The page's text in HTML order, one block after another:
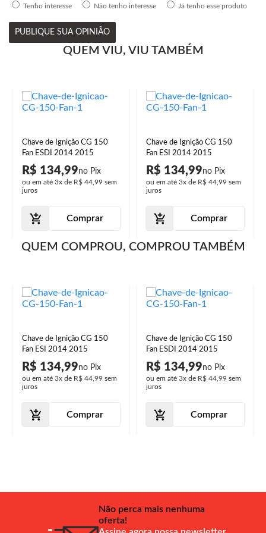
Tenho interesse Não tenho interesse Já tenho esse produto
PUBLIQUE SUA OPINIÃO
QUEM VIU, VIU TAMBÉM
Chave de Ignição CG 150
Fan ESDI 2014 2015
R$ 134,99
ou em até 3x de R$ 44,99 sem
juros
Comprar
Chave de Ignição CG 150
Fan ESI 2014 2015
R$ 134,99
ou em até 3x de R$ 44,99 sem
juros
Comprar
QUEM COMPROU, COMPROU TAMBÉM
Chave de Ignição CG 150
Fan ESI 2014 2015
R$ 134,99
ou em até 3x de R$ 44,99 sem
juros
Comprar
Chave de Ignição CG 150
Fan ESDI 2014 2015
R$ 134,99
ou em até 3x de R$ 44,99 sem
juros
Comprar
Não perca mais nenhuma
oferta!